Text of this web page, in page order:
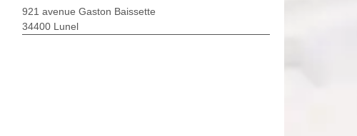
921 avenue Gaston Baissette
34400 Lunel